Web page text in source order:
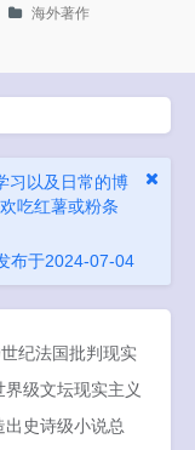
海外著作
习以及日常的博
吃红薯或粉条
布于2024-07-04
纪法国批判现实
级文坛现实主义
史诗级小说总